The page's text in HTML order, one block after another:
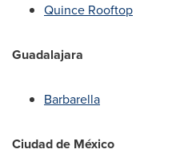
Quince Rooftop
Guadalajara
Barbarella
Ciudad de México